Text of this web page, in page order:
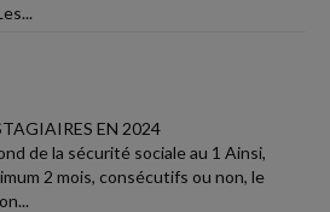
EN 2024
de la sécurité sociale au 1 Ainsi,
2 mois, consécutifs ou non, le